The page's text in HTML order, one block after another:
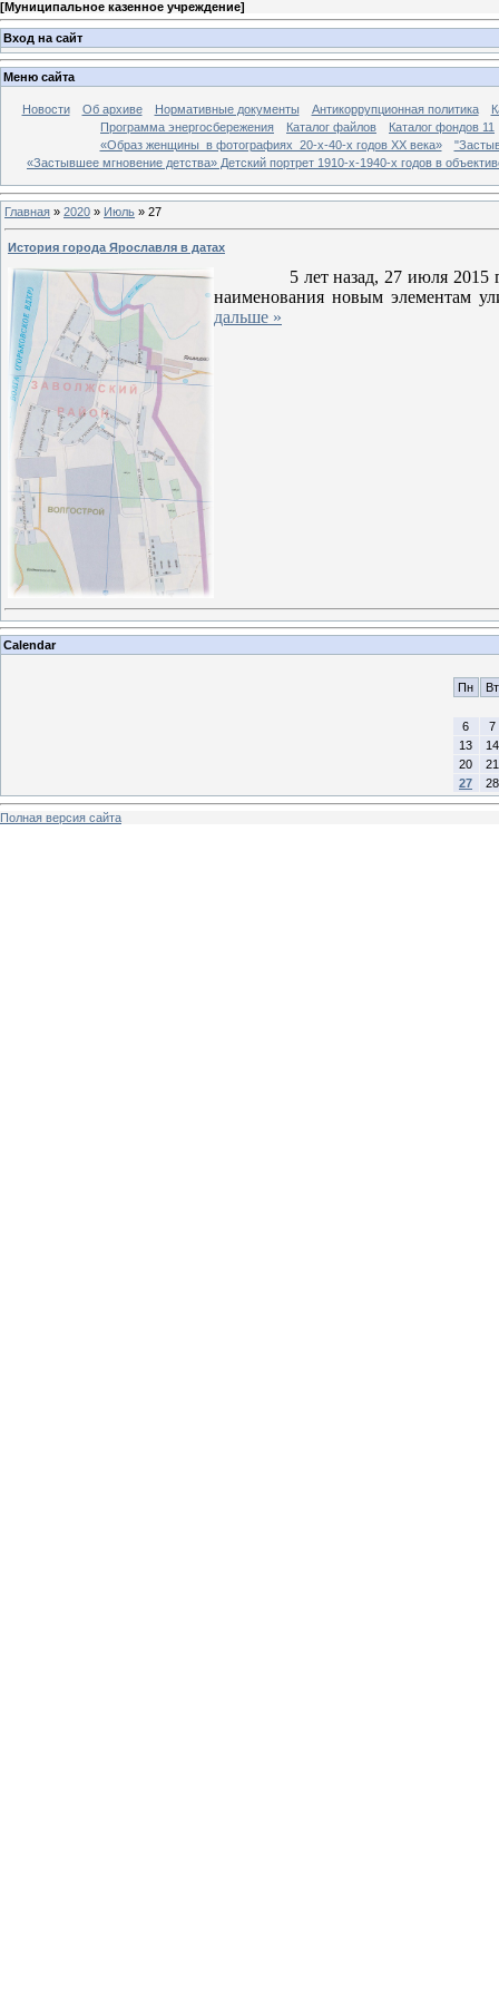
[Муниципальное казенное учреждение]
Вход на сайт
Меню сайта
Новости Об архиве Нормативные документы Антикоррупционная политика
Программа энергосбережения
Каталог файлов
Каталог фондов 11
«Образ женщины в фотографиях 20-х-40-х годов ХХ века»
«Застывшее мгновение детства» Детский портрет 1910-х-1940-х годов в
Главная » 2020 » Июль » 27
История города Ярославля в датах
5 лет назад, 27 июля
наименования новым элементам
дальше »
Calendar
Пн Вт
6
7
13
14
20
21
27
28
Полная версия сайта